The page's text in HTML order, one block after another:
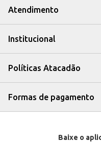
Atendimento
Institucional
Políticas Atacadão
Formas de pagamento
Baixe o